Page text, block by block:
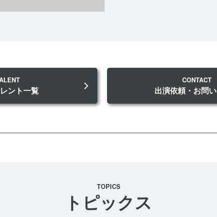
ント一覧
CONTACT
出演依頼・お問
TOPICS
トピックス